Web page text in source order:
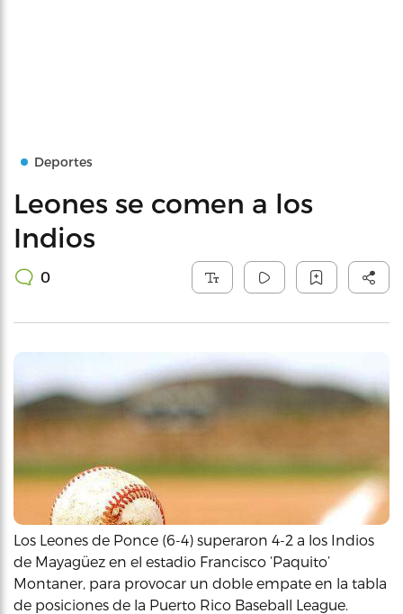
Deportes
Leones se comen a los
Indios
0
Los Leones de Ponce (6-4) superaron 4-2 a los Indios
de Mayagüez en el estadio Francisco ‘Paquito’
Montaner, para provocar un doble empate en la tabla
de posiciones de la Puerto Rico Baseball League.